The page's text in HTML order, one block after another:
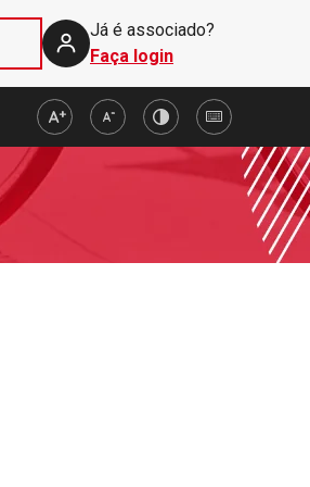
Já é associado?
Faça login